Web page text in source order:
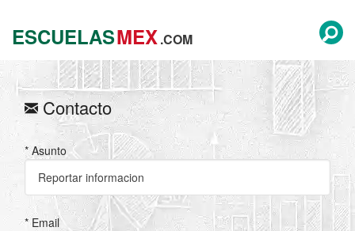
ESCUELASMEX.COM
Contacto
* Asunto
* Email